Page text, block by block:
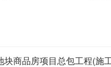
监理合同之日起至缺陷责任期满
块商品房项目总包工程(